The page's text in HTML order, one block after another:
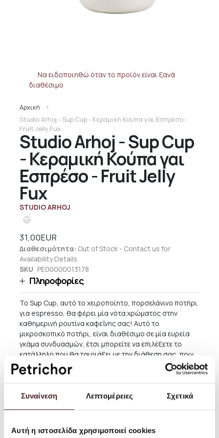
Συναίνεση Λεπτομέρειες Σχετικά
Αυτή η ιστοσελίδα χρησιμοποιεί cookies
Studio Arhoj - Sup Cup
- Κεραμική Κούπα γαι
Εσπρέσο - Fruit Jelly
Fux
STUDIO ARHOJ
Αρχική
Studio Arhoj - Sup Cup - Κεραμική Κούπα γαι Εσπρέσο -
Fruit Jelly Fux
Διαθεσιμότητα: Out of Stock - Contact us for
Availability Details.
SKU PE00000013178
31,00EUR
Να ειδοποιηθώ όταν το προϊόν είναι ξανά
διαθέσιμο
Πληροφορίες
Το Sup Cup, αυτό το χειροποίητο, πορσελάνινο ποτήρι
για espresso, θα φέρει μία νότα χρώματος στην
καθημερινή ρουτίνα καφεΐνης σας! Αυτό το
μικροσκοπικό ποτήρι, είναι διαθέσιμο σε μία ευρεία
γκάμα συνδυασμών, έτσι μπορείτε να επιλέξετε το
κατάλληλο που θα ταιριάξει με την διάθεση σας, πριν
την δόση της καφεΐνης σας!
Μέγεθος: 8 x 5 εκ., 5.5 εκ. Ø. Χωρητικότητα: 70ml / 2,3 fl.
oz.
Οδηγίες χρήσης: Πλένετε στο χέρι.
Προσοχή: Η φωτογραφίες είναι απλώς ενδεικτικές.